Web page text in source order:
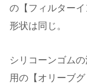
の【フィルター
形状は同じ。
シリコーンゴム
用の【オリーブ